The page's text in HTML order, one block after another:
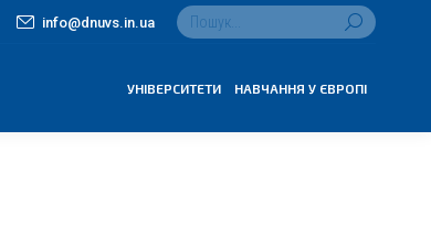
info@dnuvs.in.ua Search:
УНІВЕРСИТЕТИ НАВЧАННЯ У ЄВРОПІ